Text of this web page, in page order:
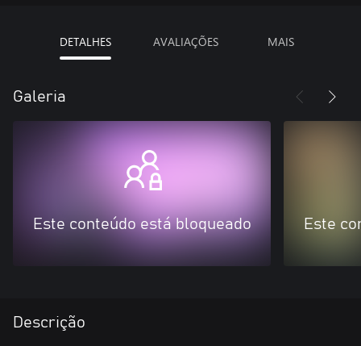
DETALHES AVALIAÇÕES MAIS
Galeria
Este conteúdo está bloqueado Este
Descrição